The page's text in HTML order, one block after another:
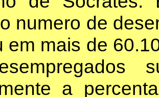
numero de
em mais de
a